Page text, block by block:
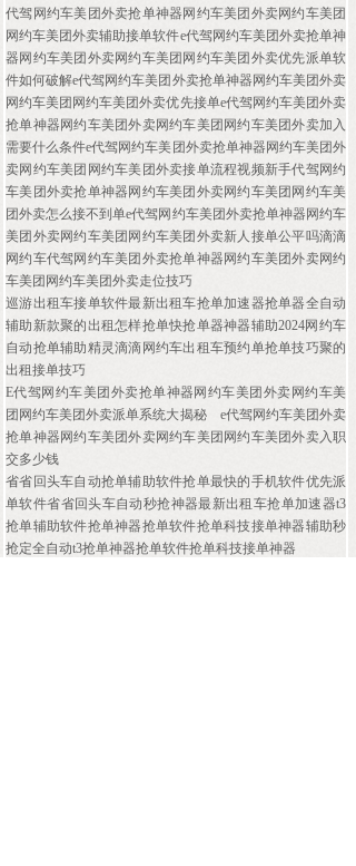
代驾网约车美团外卖抢单神器网约车美团外卖网约车美团
网约车美团外卖辅助接单软件e代驾网约车美团外卖抢单神
器网约车美团外卖网约车美团网约车美团外卖优先派单软
件如何破解e代驾网约车美团外卖抢单神器网约车美团外卖
网约车美团网约车美团外卖优先接单e代驾网约车美团外卖
抢单神器网约车美团外卖网约车美团网约车美团外卖加入
需要什么条件e代驾网约车美团外卖抢单神器网约车美团外
卖网约车美团网约车美团外卖接单流程视频新手代驾网约
车美团外卖抢单神器网约车美团外卖网约车美团网约车美
团外卖怎么接不到单e代驾网约车美团外卖抢单神器网约车
美团外卖网约车美团网约车美团外卖新人接单公平吗滴滴
网约车代驾网约车美团外卖抢单神器网约车美团外卖网约
车美团网约车美团外卖走位技巧
巡游出租车接单软件最新出租车抢单加速器抢单器全自动
辅助新款聚的出租怎样抢单快抢单器神器辅助2024网约车
自动抢单辅助精灵滴滴网约车出租车预约单抢单技巧聚的
出租接单技巧
E代驾网约车美团外卖抢单神器网约车美团外卖网约车美
团网约车美团外卖派单系统大揭秘
e代驾网约车美团外卖
抢单神器网约车美团外卖网约车美团网约车美团外卖入职
交多少钱
省省回头车自动抢单辅助软件抢单最快的手机软件优先派
单软件省省回头车自动秒抢神器最新出租车抢单加速器t3
抢单辅助软件抢单神器抢单软件抢单科技接单神器辅助秒
抢定全自动t3抢单神器抢单软件抢单科技接单神器